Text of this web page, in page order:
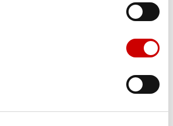
morgen geliefert - ab CHF 50.00